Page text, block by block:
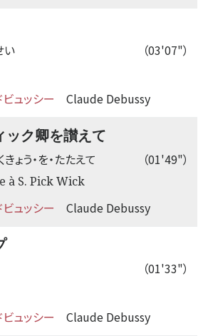
（03'07"）
い
ビュッシー Claude Debussy
ック卿を讃えて
（01'49"）
きょう・を・たたえて
à S. Pick Wick
ビュッシー Claude Debussy
（01'33"）
ビュッシー Claude Debussy